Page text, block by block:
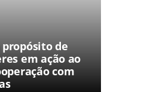
de
em ação ao
com